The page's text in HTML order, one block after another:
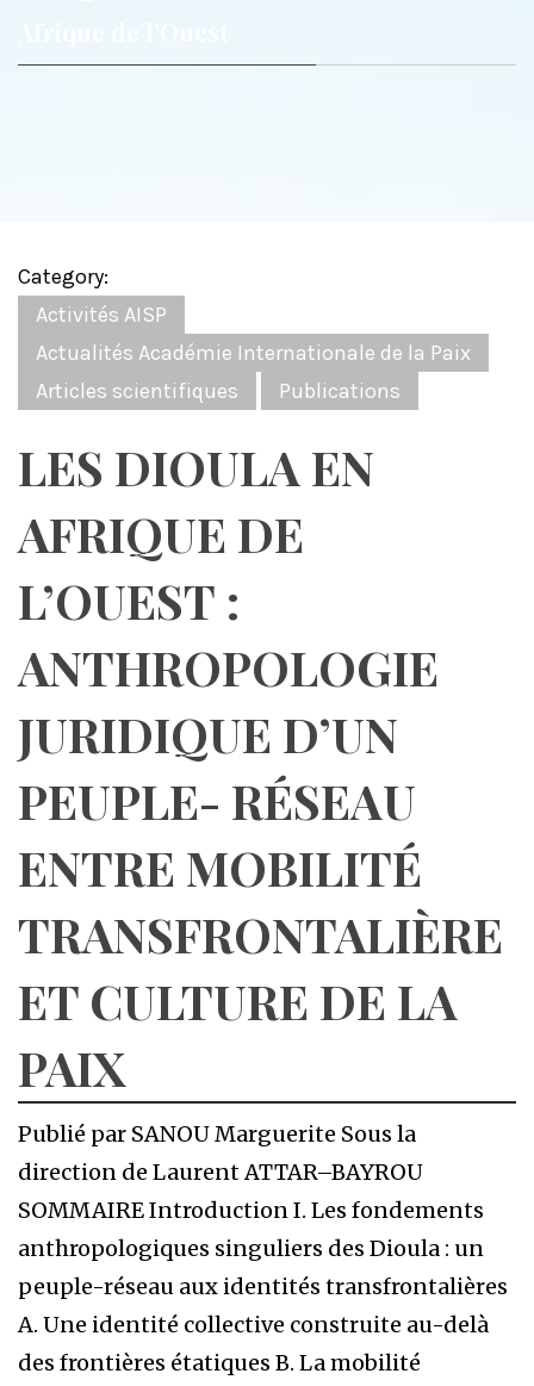
Category:
Activités AISP
Actualités Académie Internationale de la Paix
Articles scientifiques
Publications
LES DIOULA EN
AFRIQUE DE
L’OUEST :
ANTHROPOLOGIE
JURIDIQUE D’UN
PEUPLE- RÉSEAU
ENTRE MOBILITÉ
TRANSFRONTALIÈRE
ET CULTURE DE LA
PAIX
Publié par SANOU Marguerite Sous la
direction de Laurent ATTAR–BAYROU
SOMMAIRE Introduction I. Les fondements
anthropologiques singuliers des Dioula : un
peuple-réseau aux identités transfrontalières
A. Une identité collective construite au-delà
des frontières étatiques B. La mobilité